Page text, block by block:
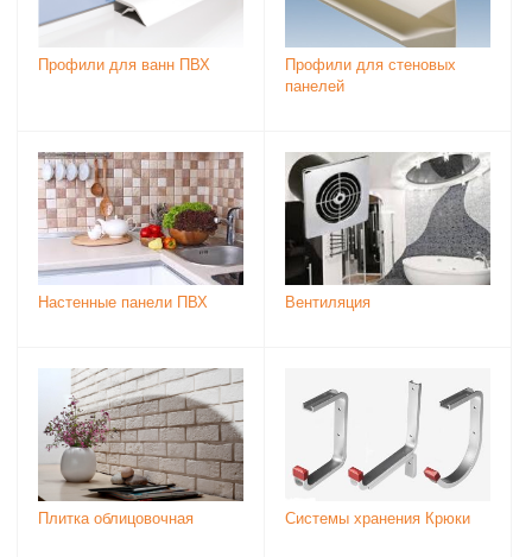
Профили для ванн ПВХ
Профили для стеновых
панелей
Настенные панели ПВХ Вентиляция
Плитка облицовочная Системы хранения Крюки